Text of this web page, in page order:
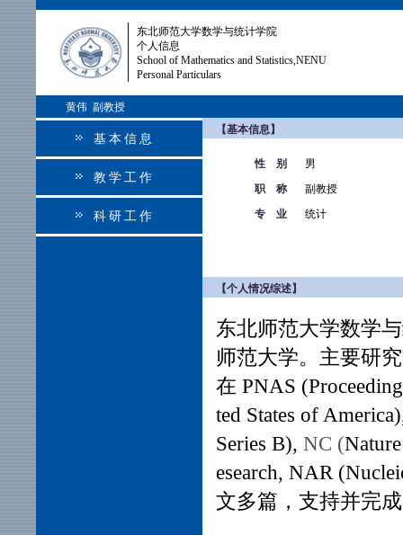
东北师范大学数学与统计学院
个人信息
School of Mathematics and Statistics,NENU
Personal Particulars
黄伟 副教授
基本信息
教学工作
科研工作
【基本信息】
性 别
男
职 称
副教授
专 业
统计
【个人情况综述】
东北师范大学数学
师范大学。主要研
在 PNAS (
ted States of
Series B), NC (
esearch, NAR
文多篇，支持并完